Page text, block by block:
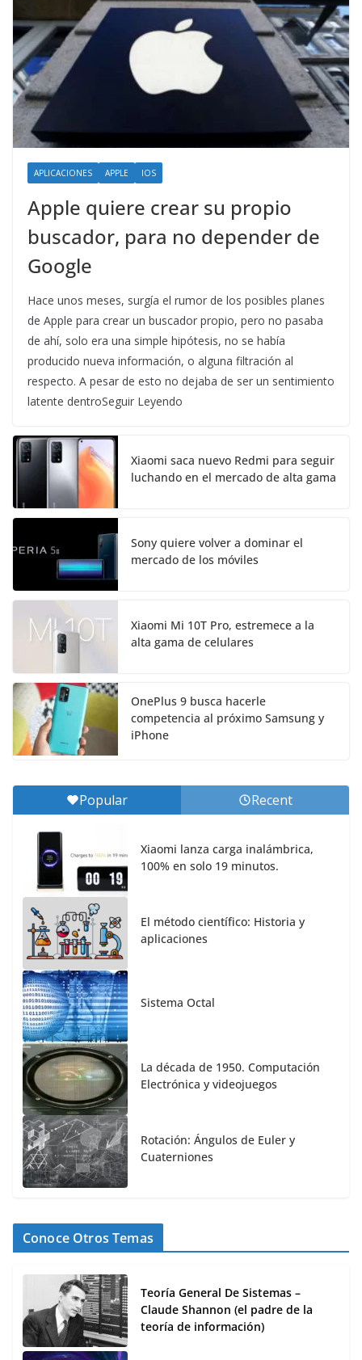
APLICACIONES APPLE IOS
Apple quiere crear su propio
buscador, para no depender de
Google
Hace unos meses, surgía el rumor de los posibles planes
de Apple para crear un buscador propio, pero no pasaba
de ahí, solo era una simple hipótesis, no se había
producido nueva información, o alguna filtración al
respecto. A pesar de esto no dejaba de ser un sentimiento
latente dentroSeguir Leyendo
Xiaomi saca nuevo Redmi para seguir
luchando en el mercado de alta gama
Sony quiere volver a dominar el
mercado de los móviles
Xiaomi Mi 10T Pro, estremece a la
alta gama de celulares
OnePlus 9 busca hacerle
competencia al próximo Samsung y
iPhone
Popular Recent
Xiaomi lanza carga inalámbrica,
100% en solo 19 minutos.
El método científico: Historia y
aplicaciones
Sistema Octal
La década de 1950. Computación
Electrónica y videojuegos
Rotación: Ángulos de Euler y
Cuaterniones
Conoce Otros Temas
Teoría General De Sistemas –
Claude Shannon (el padre de la
teoría de información)